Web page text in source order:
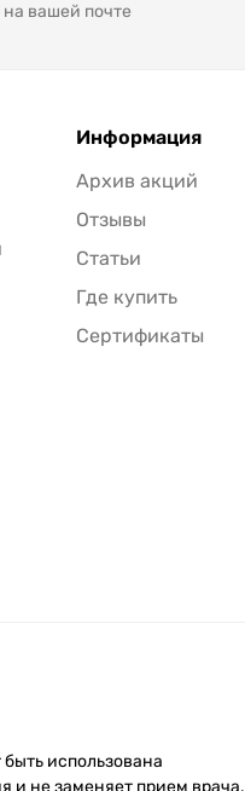
вашей почте
Информация
Архив акций
Отзывы
Статьи
Где купить
Сертификаты
использована
и не заменяет прием врача.